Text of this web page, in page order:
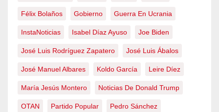
Félix Bolaños Gobierno Guerra En Ucrania
InstaNoticias Isabel Díaz Ayuso Joe Biden
José Luis Rodríguez Zapatero José Luis Ábalos
José Manuel Albares Koldo García Leire Díez
María Jesús Montero Noticias De Donald Trump
OTAN Partido Popular Pedro Sánchez